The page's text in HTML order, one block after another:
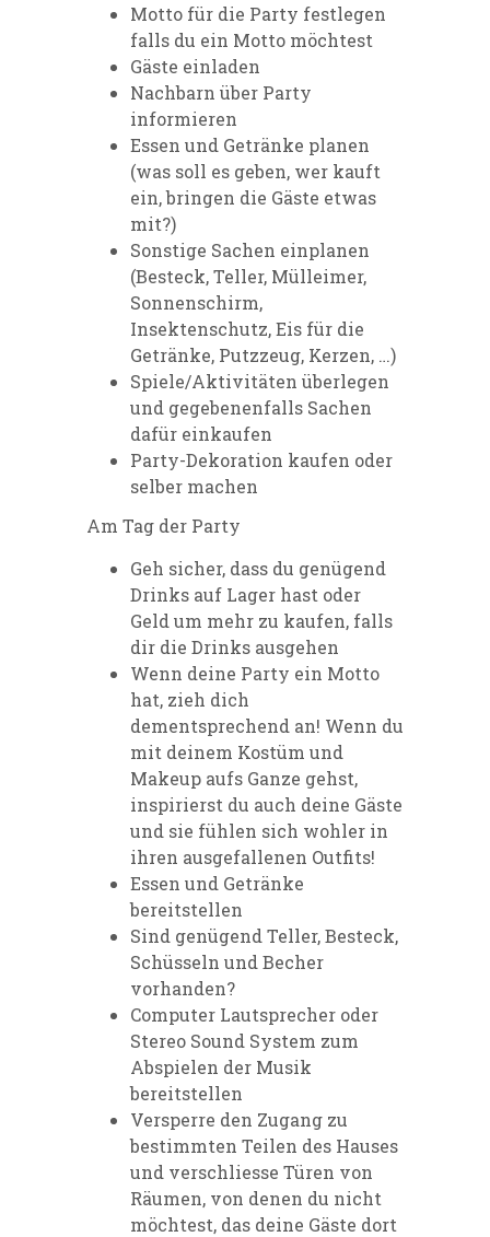
Motto für die Party festlegen
falls du ein Motto möchtest
Gäste einladen
Nachbarn über Party
informieren
Essen und Getränke planen
(was soll es geben, wer kauft
ein, bringen die Gäste etwas
mit?)
Sonstige Sachen einplanen
(Besteck, Teller, Mülleimer,
Sonnenschirm,
Insektenschutz, Eis für die
Getränke, Putzzeug, Kerzen, …)
Spiele/Aktivitäten überlegen
und gegebenenfalls Sachen
dafür einkaufen
Party-Dekoration kaufen oder
selber machen
Am Tag der Party
Geh sicher, dass du genügend
Drinks auf Lager hast oder
Geld um mehr zu kaufen, falls
dir die Drinks ausgehen
Wenn deine Party ein Motto
hat, zieh dich
dementsprechend an! Wenn du
mit deinem Kostüm und
Makeup aufs Ganze gehst,
inspirierst du auch deine Gäste
und sie fühlen sich wohler in
ihren ausgefallenen Outfits!
Essen und Getränke
bereitstellen
Sind genügend Teller, Besteck,
Schüsseln und Becher
vorhanden?
Computer Lautsprecher oder
Stereo Sound System zum
Abspielen der Musik
bereitstellen
Versperre den Zugang zu
bestimmten Teilen des Hauses
und verschliesse Türen von
Räumen, von denen du nicht
möchtest, das deine Gäste dort